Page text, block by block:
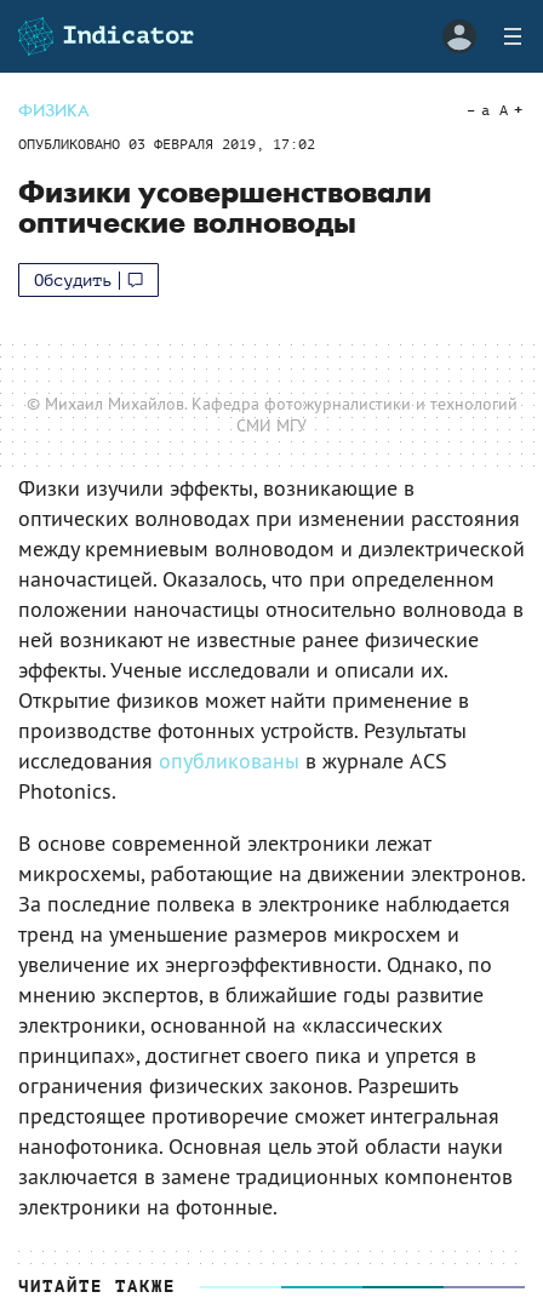
ФИЗИКА
ОПУБЛИКОВАНО 03 ФЕВРАЛЯ 2019, 17:02
a A
Физики усовершенствовали
оптические волноводы
Обсудить
© Михаил Михайлов. Кафедра фотожурналистики и технологий
СМИ МГУ
Физки изучили эффекты, возникающие в
оптических волноводах при изменении расстояния
между кремниевым волноводом и диэлектрической
наночастицей. Оказалось, что при определенном
положении наночастицы относительно волновода в
ней возникают не известные ранее физические
эффекты. Ученые исследовали и описали их.
Открытие физиков может найти применение в
производстве фотонных устройств. Результаты
исследования опубликованы в журнале ACS
Photonics.
В основе современной электроники лежат
микросхемы, работающие на движении электронов.
За последние полвека в электронике наблюдается
тренд на уменьшение размеров микросхем и
увеличение их энергоэффективности. Однако, по
мнению экспертов, в ближайшие годы развитие
электроники, основанной на «классических
принципах», достигнет своего пика и упрется в
ограничения физических законов. Разрешить
предстоящее противоречие сможет интегральная
нанофотоника. Основная цель этой области науки
заключается в замене традиционных компонентов
электроники на фотонные.
ЧИТАЙТЕ ТАКЖЕ